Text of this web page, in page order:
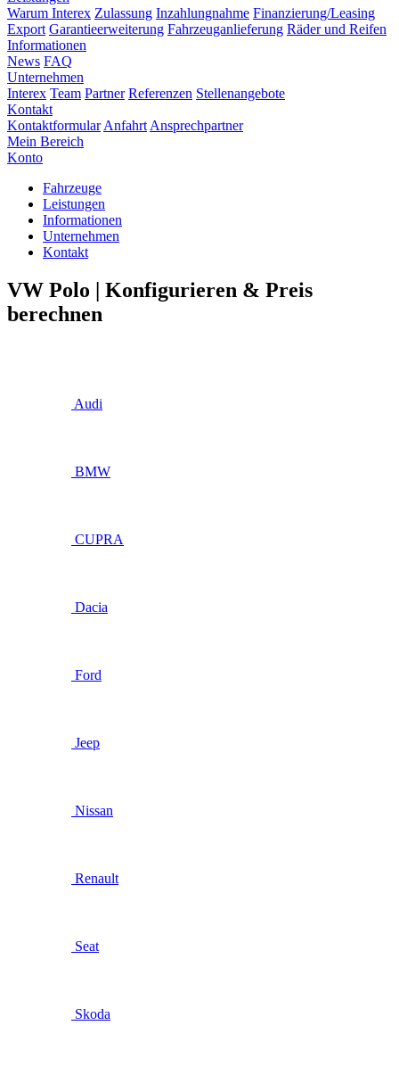
Warum Interex Zulassung Inzahlungnahme Finanzierung/Leasing
Export Garantieerweiterung Fahrzeuganlieferung Räder und Reifen
Informationen
News FAQ
Unternehmen
Interex Team Partner Referenzen Stellenangebote
Kontakt
Kontaktformular Anfahrt Ansprechpartner
Mein Bereich
Konto
Fahrzeuge
Leistungen
Informationen
Unternehmen
Kontakt
VW Polo | Konfigurieren & Preis
berechnen
Audi
BMW
CUPRA
Dacia
Ford
Jeep
Nissan
Renault
Seat
Skoda